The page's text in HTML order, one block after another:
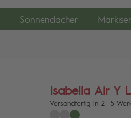
Sonnendächer
Isabella Air Y
Versandfertig in 2- 5